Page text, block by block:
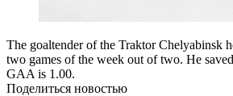
The goaltender of the Traktor Chelyabinsk
two games of the week out of two. He
GAA is 1.00.
Поделиться новостью